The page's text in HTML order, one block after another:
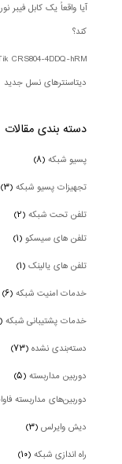
کند؟
دیتاسنترهای نسل جدید
دسته بندی‌ مقالات
پسیو شبکه(۸)
تجهیزات پسیو شبکه(۳)
تلفن تحت شبکه(۲)
تلفن های سیسکو(۱)
تلفن های یالینک(۱)
خدمات امنیت شبکه(۶)
خدمات پشتیبانی شبکه(۵)
دسته‌بندی نشده(۷۳)
دوربین‌ مداربسته(۵)
دوربین‌های مداربسته
دیش وایرلس(۳)
راه اندازی شبکه(۱۰)